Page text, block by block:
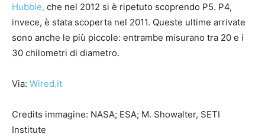
Hubble, che nel 2012 si è ripetuto scoprendo P5. P4,
invece, è stata scoperta nel 2011. Queste ultime arrivate
sono anche le più piccole: entrambe misurano tra 20 e i
30 chilometri di diametro.
Via: Wired.it
Credits immagine: NASA; ESA; M. Showalter, SETI
Institute